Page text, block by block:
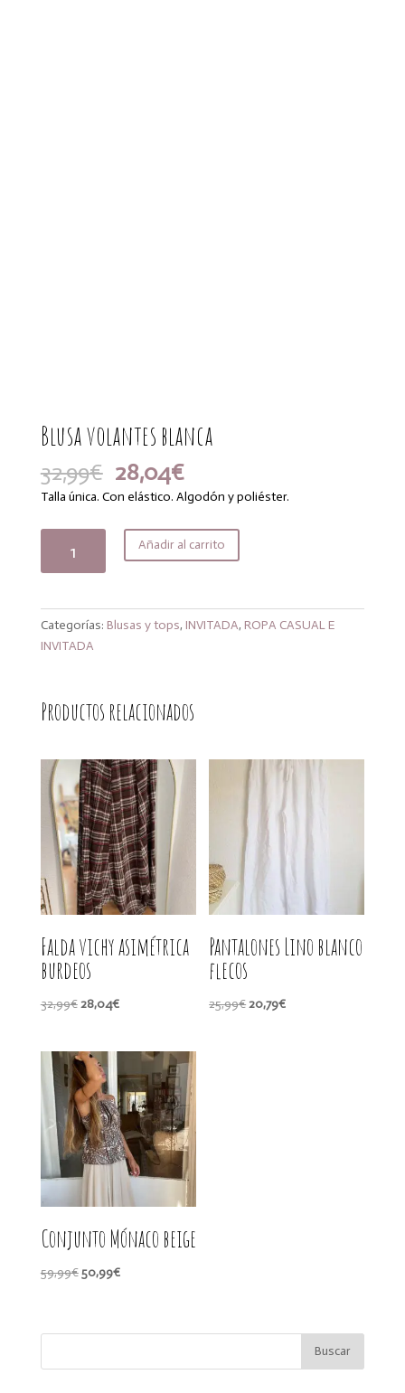
Blusa volantes blanca
32,99€ El
precio
original
era:
32,99€.
28,04€El
precio
actual
es:
28,04€.
Talla única. Con elástico. Algodón y poliéster.
volantes
Añadir al carrito
Categorías: Blusas y tops, INVITADA, ROPA CASUAL E
INVITADA
Productos relacionados
Falda vichy asimétrica
burdeos
32,99€ El
era:
32,99€.
28,04€El
28,04€.
Pantalones Lino blanco
flecos
25,99€ El
20,79€El
Conjunto Mónaco beige
59,99€El
era:
50,99€El
es: